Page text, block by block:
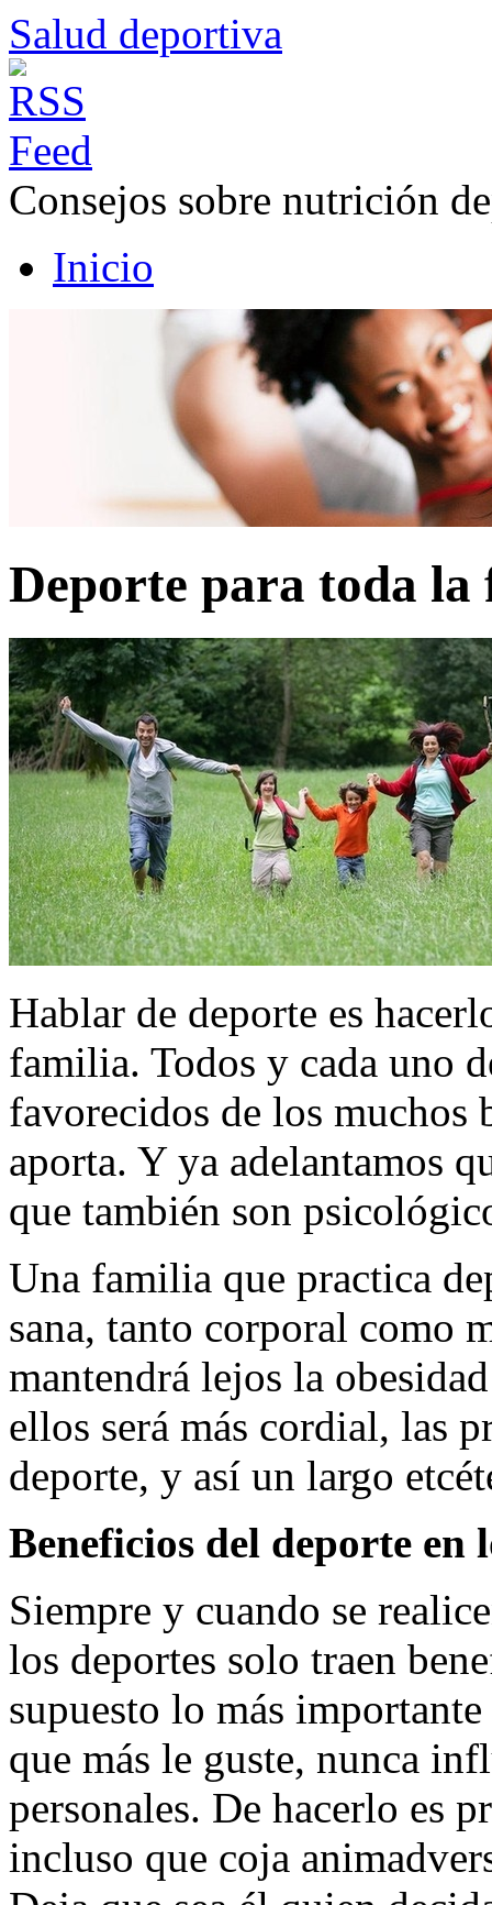
Salud deportiva
Consejos sobre nutrición
Inicio
Deporte para toda la
Hablar de deporte es
familia. Todos y cada uno
favorecidos de los muchos
aporta. Y ya adelantamos
que también son
Una familia que practica
sana, tanto corporal como
mantendrá lejos la
ellos será más cordial, las
deporte, y así un largo
Beneficios del deporte en
Siempre y cuando se
los deportes solo traen
supuesto lo más
que más le guste, nunca
personales. De hacerlo es
incluso que coja